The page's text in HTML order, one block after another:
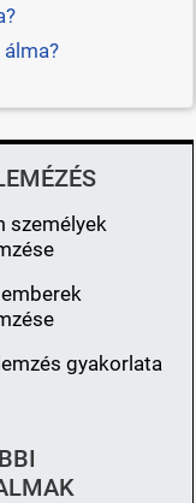
személyek
gyakorlata